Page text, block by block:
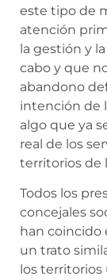
este tipo de
atención
la gestión y
cabo y que
abandono
intención de
algo que ya
real de los
territorios de
Todos los
concejales
han coincido
un trato
los territorios